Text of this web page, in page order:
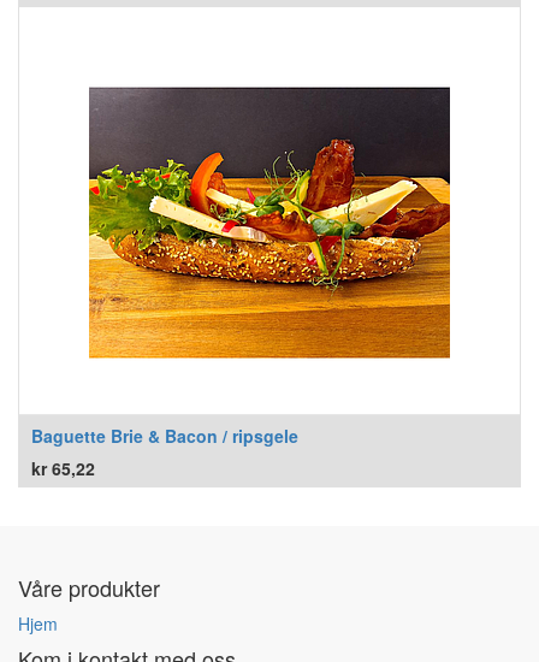
Baguette Brie & Bacon / ripsgele
kr65,22
Våre produkter
Hjem